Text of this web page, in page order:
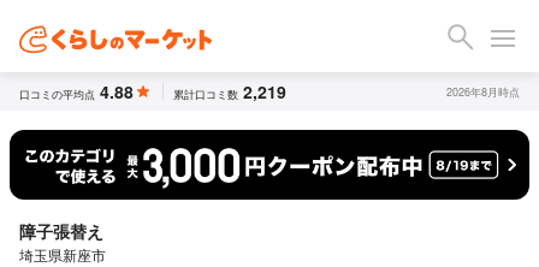
口コミの平均点 4.88 累計口コミ数 2,219 2026年8月時点
障子張替え
埼玉県新座市